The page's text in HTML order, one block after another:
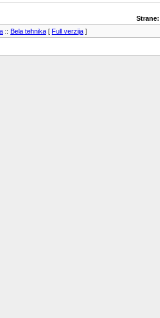
Strane:
:: Bela tehnika [ Full verzija ]